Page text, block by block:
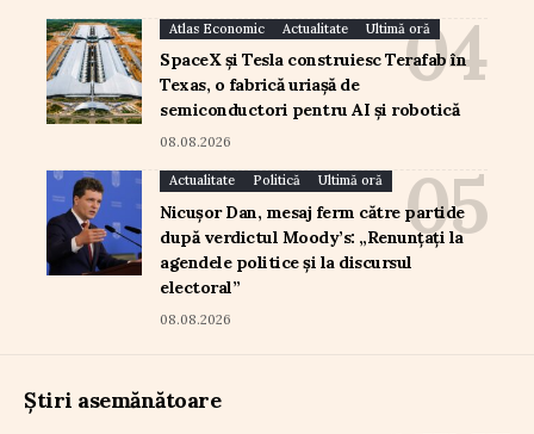
Atlas Economic Actualitate Ultimă oră
SpaceX și Tesla construiesc Terafab în
Texas, o fabrică uriașă de
semiconductori pentru AI și robotică
08.08.2026
Actualitate Politică Ultimă oră
Nicușor Dan, mesaj ferm către partide
după verdictul Moody’s: „Renunțați la
agendele politice și la discursul
electoral”
08.08.2026
Știri asemănătoare